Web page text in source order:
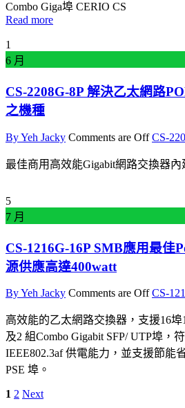
Combo Giga埠 CERIO CS
Read more
1
6 月
CS-2208G-8P 解決乙太網路
之機種
By Yeh Jacky Comments are Off CS-
最佳商用高效能Gigabit網路交換器
5
7 月
CS-1216G-16P SMB應用最佳
源供應高達400watt
By Yeh Jacky Comments are Off CS-
高效能的乙太網路交換器，支援16埠
及2 組Combo Gigabit SFP/ UTP埠，
IEEE802.3af 供電能力，並支援節能
PSE 埠。
1 2 Next